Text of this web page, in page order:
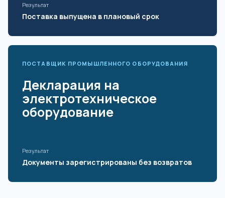
Результат
Поставка выпущена в плановый срок
ПОСТАВЩИК ПРОМЫШЛЕННОГО ОБОРУДОВАНИЯ
Декларация на
электротехническое
оборудование
Результат
Документы зарегистрированы без возвратов